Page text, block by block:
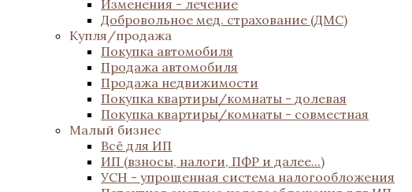
Изменения - лечение
Добровольное мед. страхование (ДМС)
Купля/продажа
Покупка автомобиля
Продажа автомобиля
Продажа недвижимости
Покупка квартиры/комнаты - долевая
Покупка квартиры/комнаты - совместная
Малый бизнес
Всё для ИП
ИП (взносы, налоги, ПФР и далее...)
УСН - упрощенная система налогообложения